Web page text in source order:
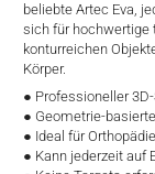
beliebte Artec Eva,
sich für hochwertige
konturreichen
Körper.
● Professioneller
● Geometrie-
● Ideal für
● Kann jederzeit auf